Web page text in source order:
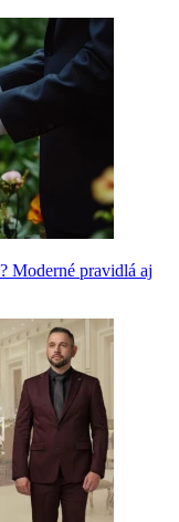
Moderné pravidlá aj